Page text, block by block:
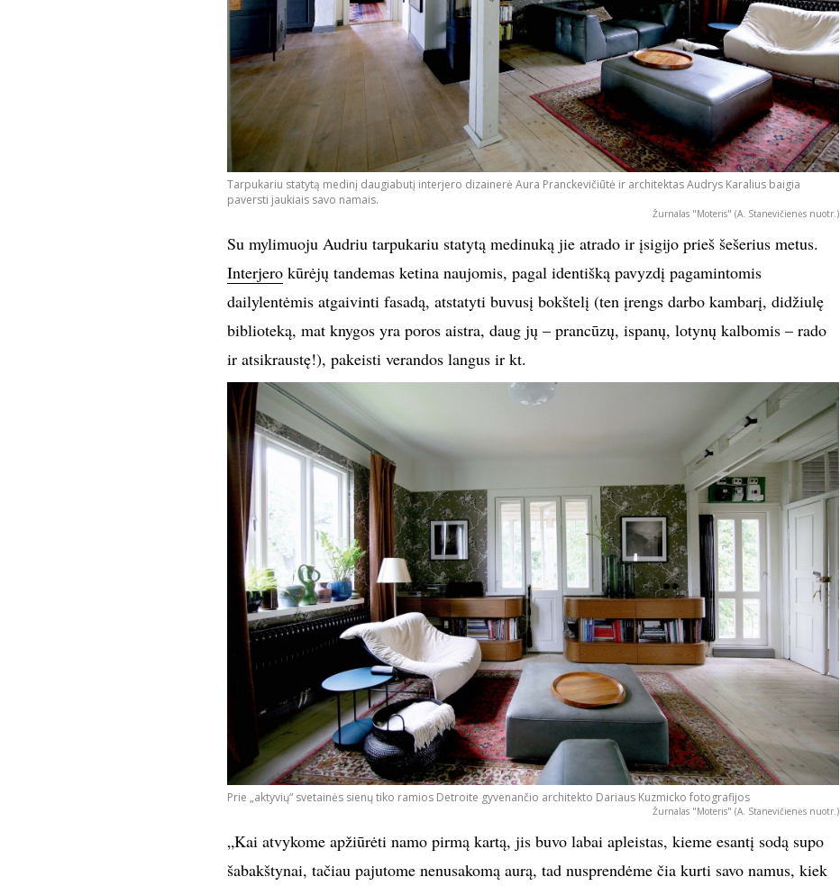
Tarpukariu statytą medinį daugiabutį interjero dizainerė Aura Pranckevičiūtė ir architektas Audrys Karalius baigia
paversti jaukiais savo namais.
Žurnalas "Moteris" (A. Stanevičienės nuotr.)
Su mylimuoju Audriu tarpukariu statytą medinuką jie atrado ir įsigijo prieš šešerius metus.
Interjerokūrėjų tandemas ketina naujomis, pagal identišką pavyzdį pagamintomis
dailylentėmis atgaivinti fasadą, atstatyti buvusį bokštelį (ten įrengs darbo kambarį, didžiulę
biblioteką, mat knygos yra poros aistra, daug jų – prancūzų, ispanų, lotynų kalbomis – rado
ir atsikraustę!), pakeisti verandos langus ir kt.
Prie „aktyvių“ svetainės sienų tiko ramios Detroite gyvenančio architekto Dariaus Kuzmicko fotografijos
Žurnalas "Moteris" (A. Stanevičienės nuotr.)
„Kai atvykome apžiūrėti namo pirmą kartą, jis buvo labai apleistas, kieme esantį sodą supo
šabakštynai, tačiau pajutome nenusakomą aurą, tad nusprendėme čia kurti savo namus, kiek